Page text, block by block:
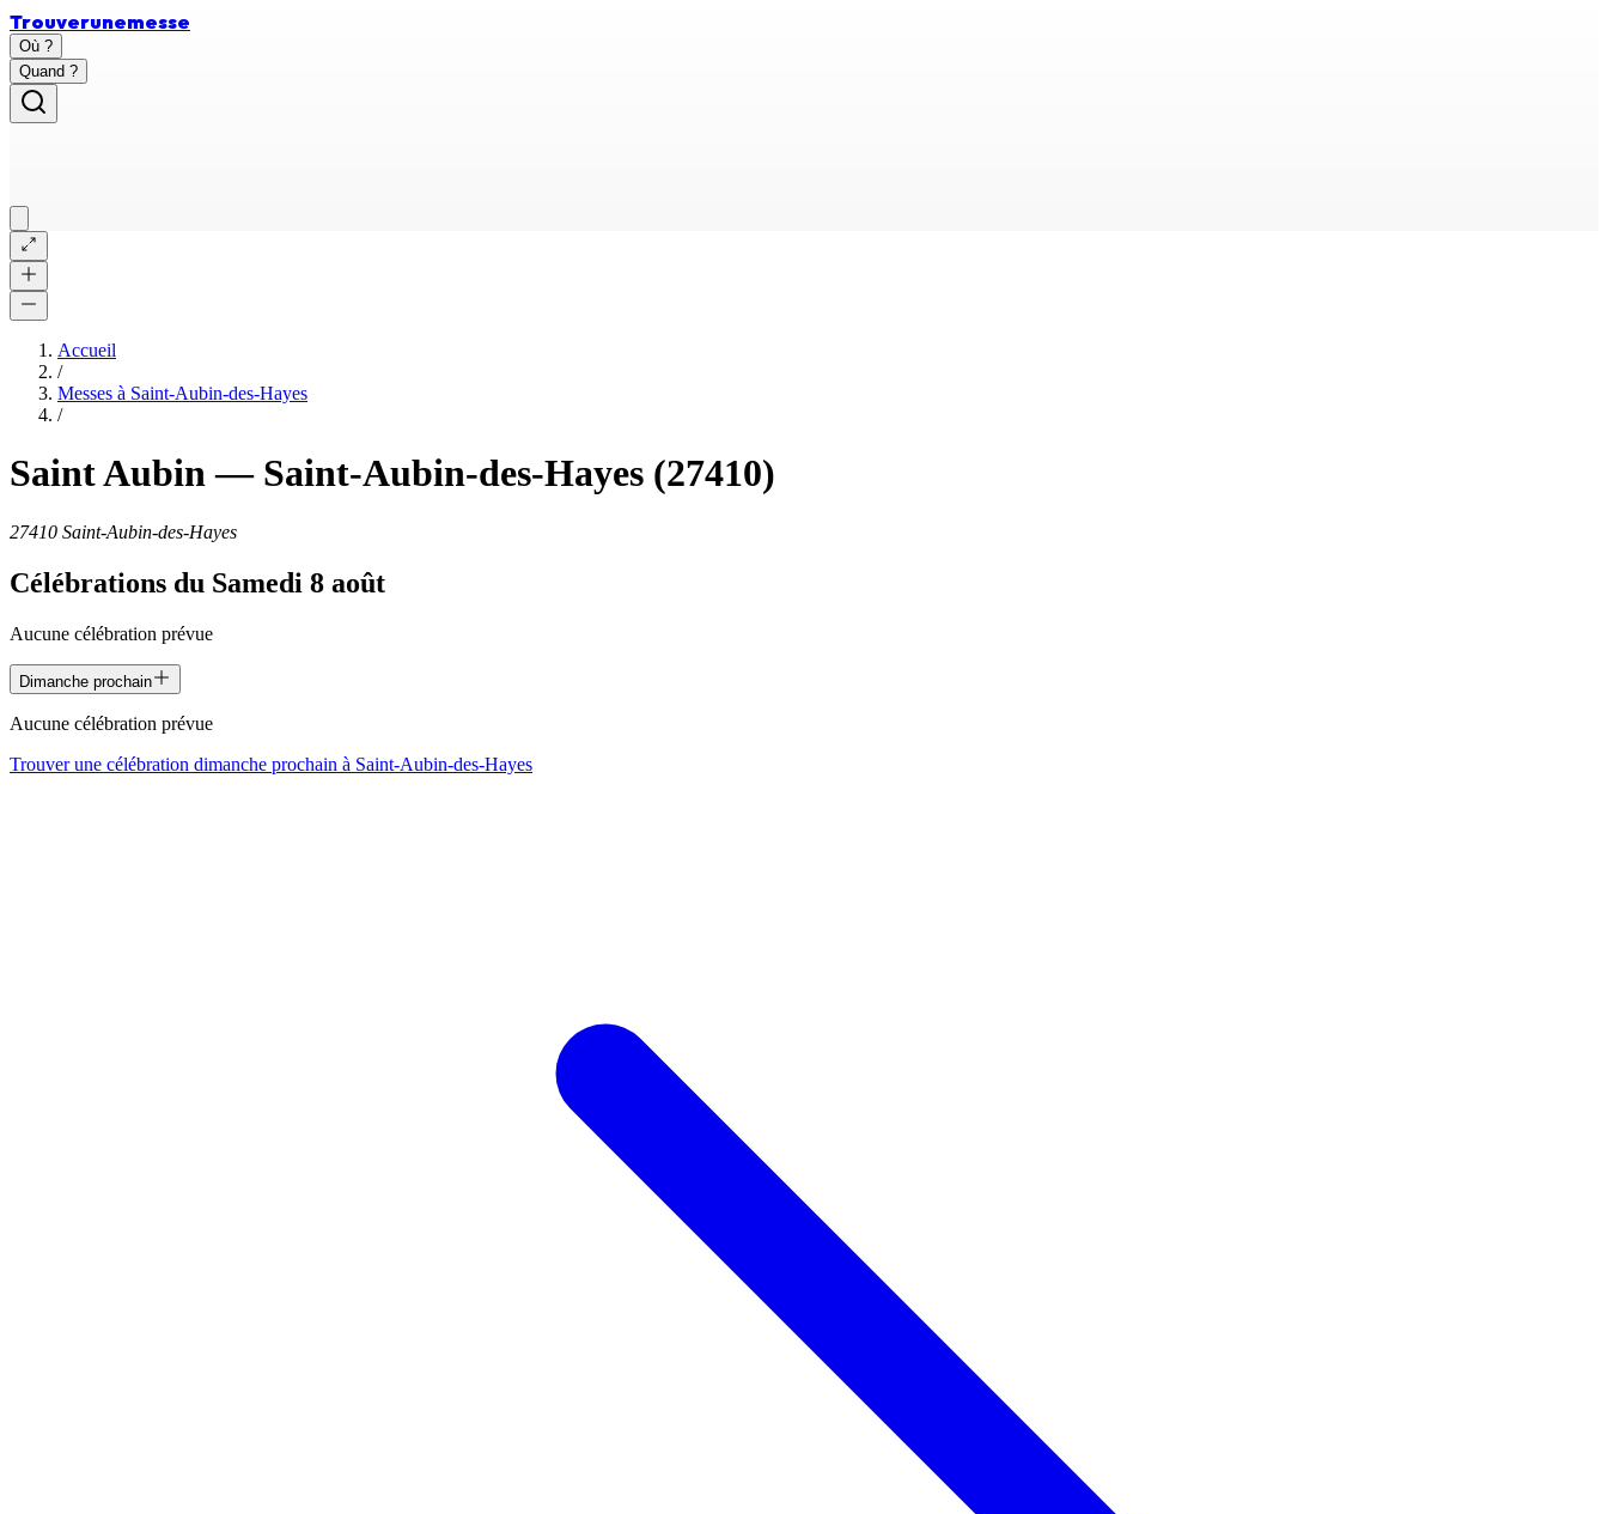
Trouverunemesse
Où ?
Quand ?
Accueil
/
Messes à Saint-Aubin-des-Hayes
/
Saint Aubin— Saint-Aubin-des-Hayes (27410)
27410 Saint-Aubin-des-Hayes
Célébrations du Samedi 8 août
Aucune célébration prévue
Dimanche prochain
Aucune célébration prévue
Trouver une célébration dimanche prochain à Saint-Aubin-des-Hayes